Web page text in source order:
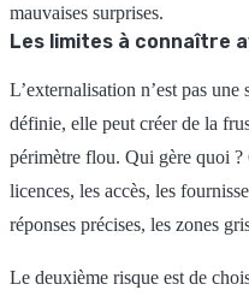
mauvaises surprises.
Les limites à connaître
L’externalisation n’est pas
définie, elle peut créer de la
périmètre flou. Qui gère quoi
licences, les accès, les
réponses précises, les zones
Le deuxième risque est de